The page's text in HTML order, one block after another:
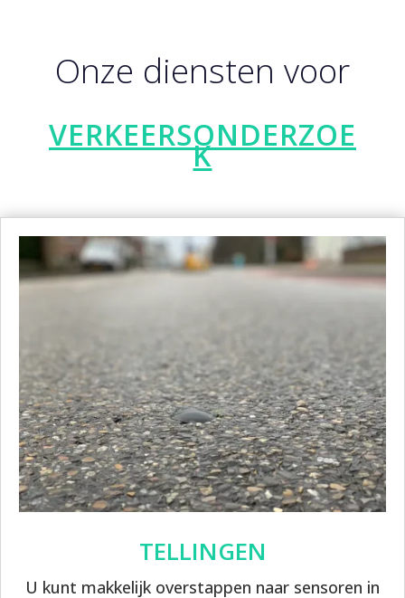
Onze diensten voor
VERKEERSONDERZOE
K
TELLINGEN
U kunt makkelijk overstappen naar sensoren in